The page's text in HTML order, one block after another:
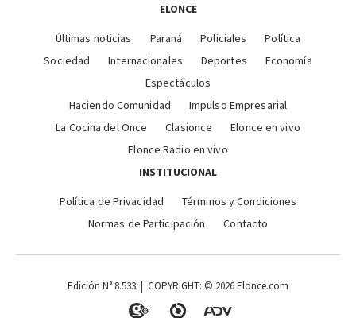
ELONCE
Últimas noticias Paraná Policiales
Política
Sociedad
Internacionales Deportes
Economía
Espectáculos
Haciendo Comunidad
Impulso Empresarial
La Cocina del Once
Clasionce
Elonce en vivo
Elonce Radio en vivo
INSTITUCIONAL
Política de Privacidad
Términos y Condiciones
Normas de Participación
Contacto
Edición N° 8.533 | COPYRIGHT: © 2026 Elonce.com